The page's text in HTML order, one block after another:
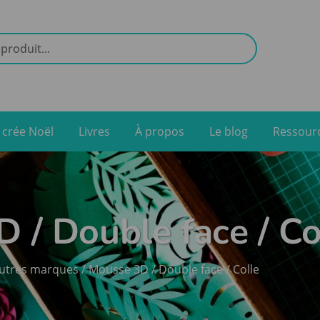
Noël Livres À propos Le blog
/ Double face /
marques/ Mousse 3D / Double face / Colle